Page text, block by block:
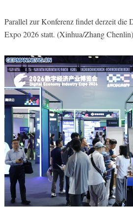
Parallel zur Konferenz findet derzeit die
Expo 2026 statt. (Xinhua/Zhang Chenlin)